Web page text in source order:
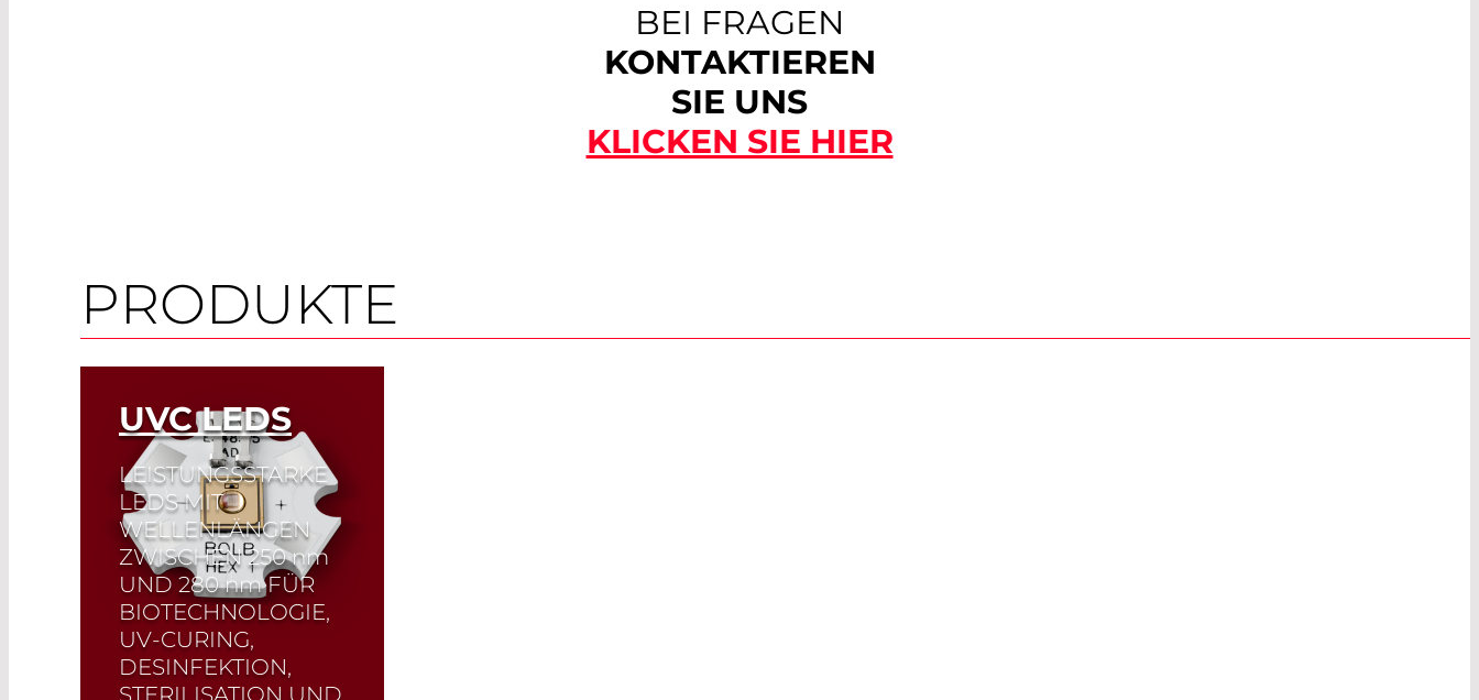
BEI FRAGEN
KONTAKTIEREN
SIE UNS
KLICKEN SIE HIER
PRODUKTE
UVC LEDS
LEISTUNGSSTARKE
LEDS MIT
WELLENLÄNGEN
ZWISCHEN 250nm
UND 280nmFÜR
BIOTECHNOLOGIE,
UV-CURING,
DESINFEKTION,
STERILISATION UND